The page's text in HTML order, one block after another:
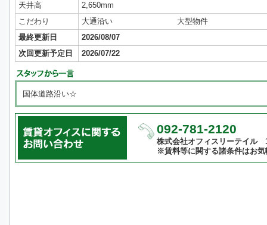
天井高
2,650mm
こだわり
大通沿い
大型物件
最終更新日
2026/08/07
次回更新予定日
2026/07/22
国体道路沿い☆
092-781-2120
株式会社オフィスリーテイル
※賃料等に関する諸条件はお